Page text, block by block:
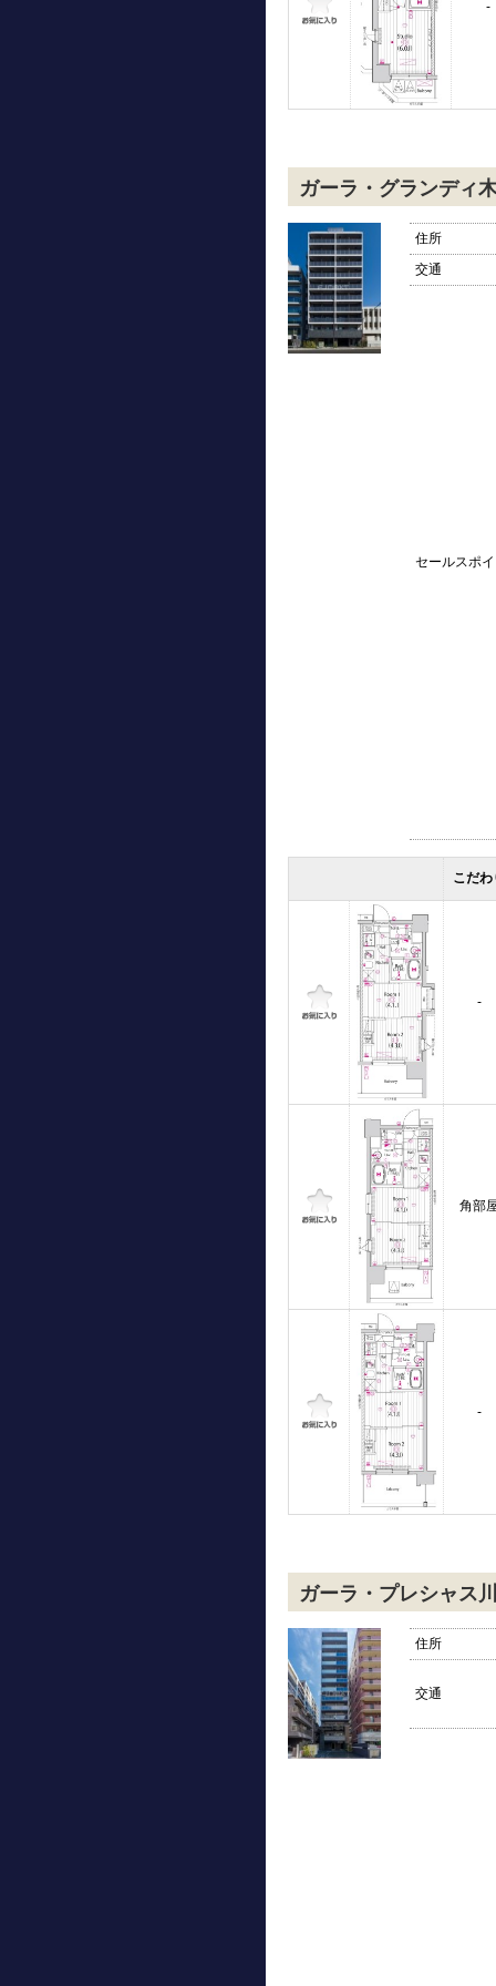
-
ガーラ・グランディ
住所
交通
セールスポ
こだわ
-
角部
-
ガーラ・プレシャス
住所
交通